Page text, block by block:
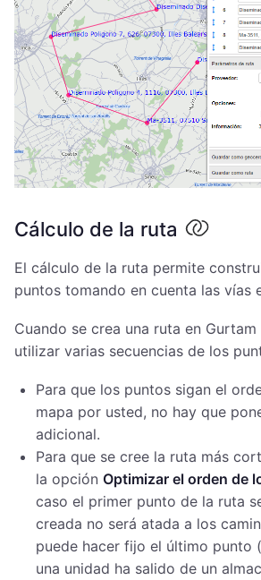
Cálculo de la ruta
El cálculo de la ruta permite
puntos tomando en cuenta las vías
Cuando se crea una ruta en
utilizar varias secuencias de los
Para que los puntos sigan el
mapa por usted, no hay que
adicional.
Para que se cree la ruta más
la opción Optimizar el orden de
caso el primer punto de la ruta
creada no será atada a los
puede hacer fijo el último punto
una unidad ha salido de un